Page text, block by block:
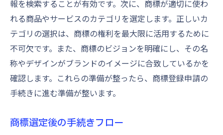
報を検索することが有効です。次に、商標が適切に使わ
れる商品やサービスのカテゴリを選定します。正しいカ
テゴリの選択は、商標の権利を最大限に活用するために
不可欠です。また、商標のビジョンを明確にし、その名
称やデザインがブランドのイメージに合致しているかを
確認します。これらの準備が整ったら、商標登録申請の
手続きに進む準備が整います。
商標選定後の手続きフロー